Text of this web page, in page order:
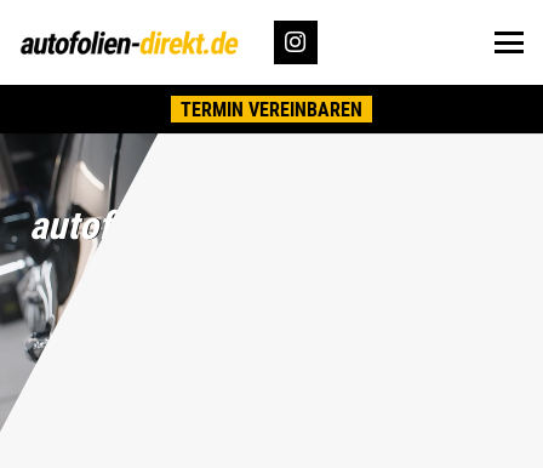
TERMIN VEREINBAREN
autofolien-direkt.de